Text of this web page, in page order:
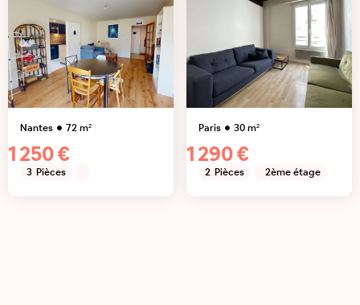
Nantes 72m²
1 250 €
3 Pièces
Paris 30m²
1 290 €
2 Pièces 2ème étage